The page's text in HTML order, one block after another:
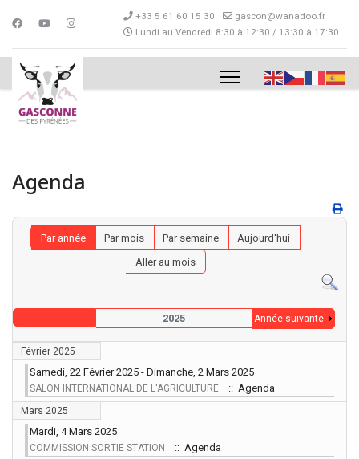
+33 5 61 60 15 30
gascon@wanadoo.fr
Lundi au Vendredi 8:30 à 12:30 / 13:30 à 17:30
Agenda
Par année Par mois Par semaine
Aujourd'hui
Aller au mois
2025 Année suivante
Février 2025
Samedi, 22 Février 2025 - Dimanche, 2 Mars 2025
SALON INTERNATIONAL DE L'AGRICULTURE :: Agenda
Mars 2025
Mardi, 4 Mars 2025
COMMISSION SORTIE STATION
:: Agenda